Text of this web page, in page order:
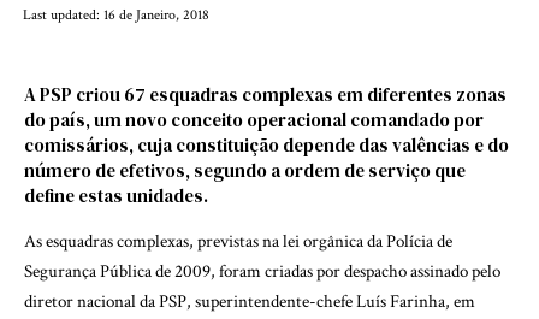
Last updated: 16 de Janeiro, 2018
A PSP criou 67 esquadras complexas em diferentes zonas
do país, um novo conceito operacional comandado por
comissários, cuja constituição depende das valências e do
número de efetivos, segundo a ordem de serviço que
define estas unidades.
As esquadras complexas, previstas na lei orgânica da Polícia de
Segurança Pública de 2009, foram criadas por despacho assinado pelo
diretor nacional da PSP, superintendente-chefe Luís Farinha, em